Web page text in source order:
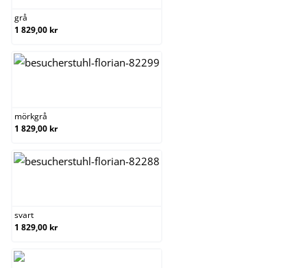
grå
1 829,00 kr
mörkgrå
1 829,00 kr
svart
1 829,00 kr